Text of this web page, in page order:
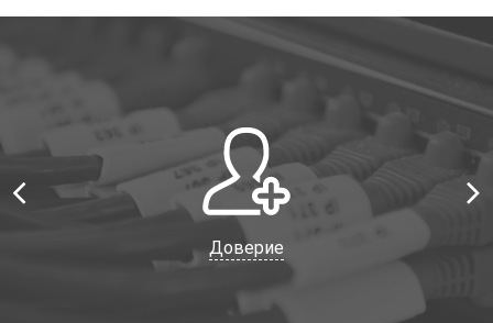
Доверие